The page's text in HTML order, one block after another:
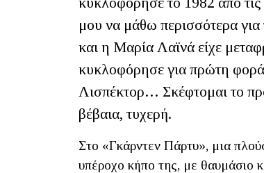
μου να μάθω περισσότερα
και η Μαρία Λαϊνά είχε
κυκλοφόρησε για πρώτη
Λισπέκτορ… Σκέφτομαι το
βέβαια, τυχερή.
Στο «Γκάρντεν Πάρτυ», μια
υπέροχο κήπο της, με θαυμάσιο